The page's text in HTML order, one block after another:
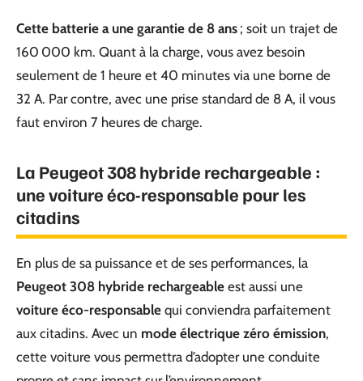
Cette batterie a une garantie de 8 ans ; soit un trajet de
160 000 km. Quant à la charge, vous avez besoin
seulement de 1 heure et 40 minutes via une borne de
32 A. Par contre, avec une prise standard de 8 A, il vous
faut environ 7 heures de charge.
La Peugeot 308 hybride rechargeable :
une voiture éco-responsable pour les
citadins
En plus de sa puissance et de ses performances, la
Peugeot 308 hybride rechargeable est aussi une
voiture éco-responsable qui conviendra parfaitement
aux citadins. Avec un mode électrique zéro émission,
cette voiture vous permettra d’adopter une conduite